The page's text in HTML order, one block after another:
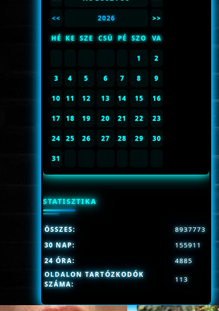
<< 2026 >>
HÉ KE SZE CSÜ PÉ SZO VA
1 2
3 4 5 6 7 8 9
10 11 12 13 14 15 16
17 18 19 20 21 22 23
24 25 26 27 28 29 30
31
STATISZTIKA
OLDALON TARTÓZKODÓK
SZÁMA:
113
ÖSSZES:
8937773
30 NAP:
155911
24 ÓRA:
4885